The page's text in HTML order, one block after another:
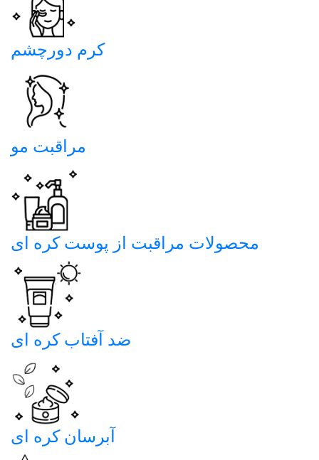
کرم دورچشم
مراقبت مو
محصولات مراقبت از پوست کره ای
ضد آفتاب کره ای
آبرسان کره ای